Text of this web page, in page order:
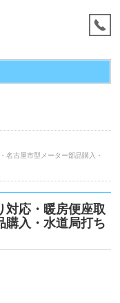
名古屋市型メーター部品購入・
対応・暖房便座取
購入・水道局打ち